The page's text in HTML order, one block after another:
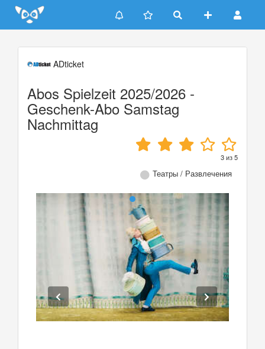
Update cookies preferences
ADticket
Abos Spielzeit 2025/2026 -
Geschenk-Abo Samstag
Nachmittag
3из5
Театры / Развлечения